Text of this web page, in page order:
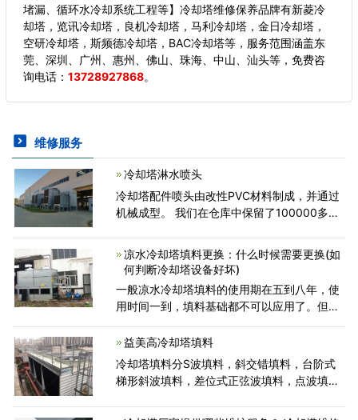
堵漏、循环水冷却系统工程等】冷却塔维修保养品牌有新菱冷
却塔，览讯冷却塔，良机冷却塔，马利冷却塔，金日冷却塔，
空研冷却塔，斯频德冷却塔，BAC冷却塔等，服务范围涵盖东
莞、深圳、广州、惠州、佛山、珠海、中山、汕头等， 免费咨
询电话： 13728927868。
维修服务
冷却塔淋水喷头
冷却塔配件喷头由改性PVC材料制成，并通过
机械成型。 我们在仓库中保留了100000多个
替换其他冷却塔...
凉水冷却塔填料更换：什么时候需要更换(如
何判断冷却塔设备好坏)
一般凉水冷却塔填料的使用期在五到八年，使
用时间一到，填料基础都不可以应用了。但填
状况。当填料出現损坏时，大家一般都是会先
开展清理和维护保养
益美高冷却塔填料
冷却塔填料分S波填料，斜交错填料，台阶式
梯形斜波填料，差位式正弦波填料，点波填
料， 斜交错冷却塔填料.斜交错填料...